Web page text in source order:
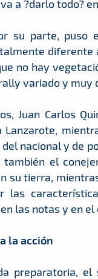
a ?darlo todo?
su parte,
diferente
no hay
variado y muy
Juan Carlos
Lanzarote,
nacional y de
también el
su tierra,
las
las notas y en el
la acción
preparatoria, el